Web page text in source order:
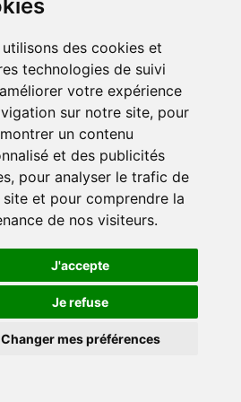
utilisons des cookies et
technologies de suivi
votre expérience
sur notre site, pour
un contenu
et des publicités
pour analyser le trafic de
site et pour comprendre la
de nos visiteurs.
J'accepte
Je refuse
Changer mes préférences